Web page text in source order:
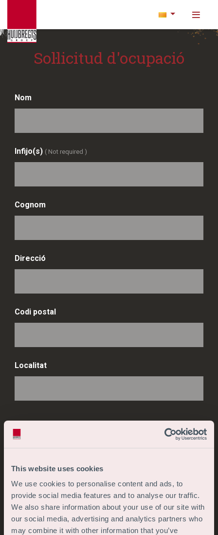
This website uses cookies
We use cookies to personalise content and ads, to
provide social media features and to analyse our traffic.
We also share information about your use of our site with
our social media, advertising and analytics partners who
may combine it with other information that you’ve
Sol·licitud d'ocupació
Nom
Infijo(s) ( Not required )
Cognom
Direcció
Codi postal
Localitat
Correu electrònic